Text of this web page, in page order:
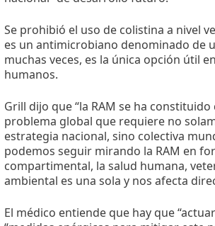
Se prohibió el uso de colistina a nivel
es un antimicrobiano denominado de
muchas veces, es la única opción útil
humanos.
Grill dijo que “la RAM se ha
problema global que requiere no
estrategia nacional, sino colectiva
podemos seguir mirando la RAM en
compartimental, la salud humana,
ambiental es una sola y nos afecta
El médico entiende que hay que